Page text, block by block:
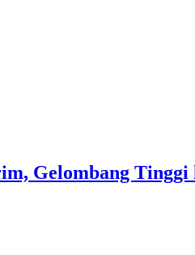
Gelombang Tinggi